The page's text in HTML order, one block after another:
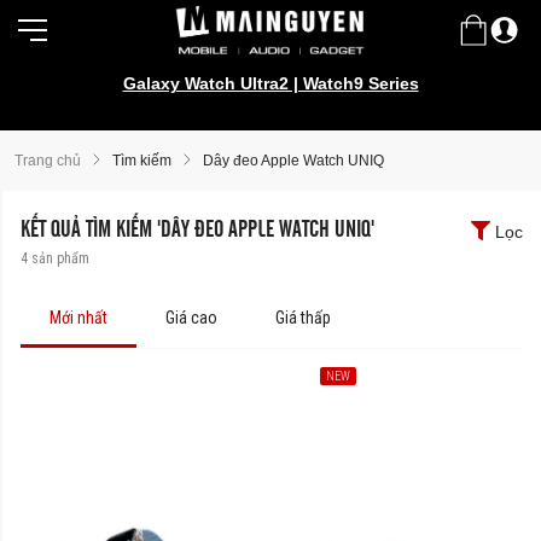
Galaxy Watch Ultra2 | Watch9 Series
Trang chủ Tìm kiếm Dây đeo Apple Watch UNIQ
KẾT QUẢ TÌM KIẾM 'DÂY ĐEO APPLE WATCH UNIQ'
4 sản phẩm
Lọc
Mới nhất Giá cao Giá thấp
NEW